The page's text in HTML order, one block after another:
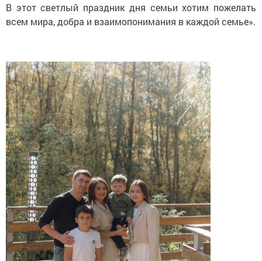
В этот светлый праздник дня семьи хотим пожелать
всем мира, добра и взаимопонимания в каждой семье».